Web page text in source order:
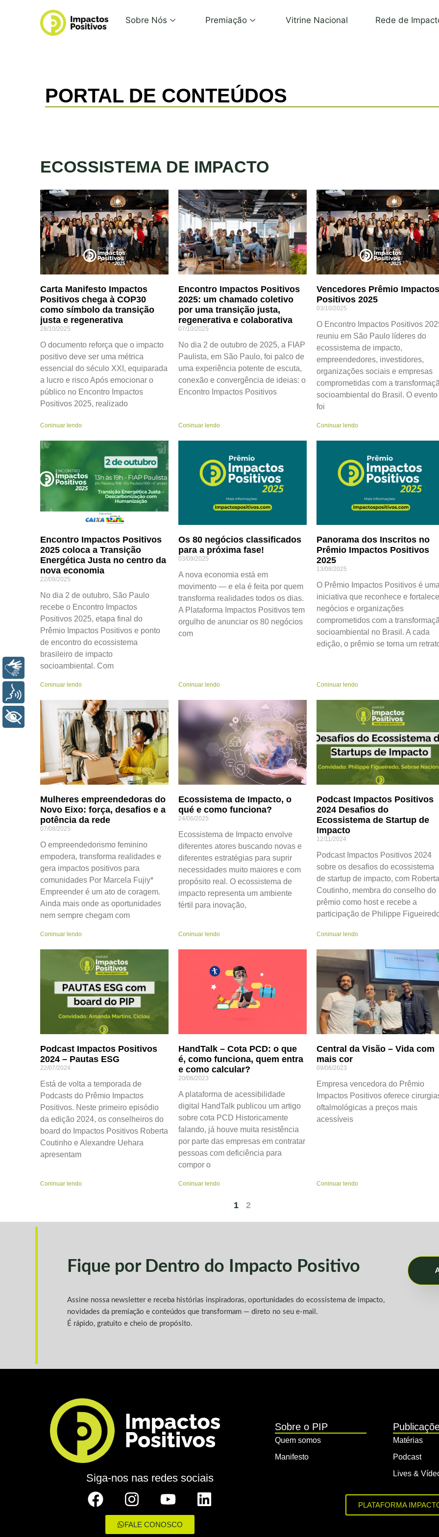
Sobre Nós Premiação Vitrine Nacional Rede de
PORTAL DE CONTEÚDOS
ECOSSISTEMA DE IMPACTO
Carta Manifesto Impactos
Positivos chega à COP30
como símbolo da transição
justa e regenerativa
28/10/2025
O documento reforça que o impacto
positivo deve ser uma métrica
essencial do século XXI, equiparada
a lucro e risco Após emocionar o
público no Encontro Impactos
Positivos 2025, realizado
Coninuar lendo
Encontro Impactos Positivos
2025: um chamado coletivo
por uma transição justa,
regenerativa e colaborativa
07/10/2025
No dia 2 de outubro de 2025, a FIAP
Paulista, em São Paulo, foi palco de
uma experiência potente de escuta,
conexão e convergência de ideias: o
Encontro Impactos Positivos
Coninuar lendo
Vencedores Prêmio Impactos
Positivos 2025
03/10/2025
O Encontro Impactos Positivos
reuniu em São Paulo líderes do
ecossistema de impacto,
empreendedores, investidores,
organizações sociais e empresas
comprometidas com a
socioambiental do Brasil. O evento
foi
Coninuar lendo
Encontro Impactos Positivos
2025 coloca a Transição
Energética Justa no centro da
nova economia
22/09/2025
No dia 2 de outubro, São Paulo
recebe o Encontro Impactos
Positivos 2025, etapa final do
Prêmio Impactos Positivos e ponto
de encontro do ecossistema
brasileiro de impacto
socioambiental. Com
Coninuar lendo
Os 80 negócios classificados
para a próxima fase!
03/09/2025
A nova economia está em
movimento — e ela é feita por quem
transforma realidades todos os dias.
A Plataforma Impactos Positivos tem
orgulho de anunciar os 80 negócios
com
Coninuar lendo
Panorama dos Inscritos no
Prêmio Impactos Positivos
2025
13/08/2025
O Prêmio Impactos Positivos é
iniciativa que reconhece e fortalece
negócios e organizações
comprometidos com a
socioambiental no Brasil. A cada
edição, o prêmio se torna um
Coninuar lendo
Mulheres empreendedoras do
Novo Eixo: força, desafios e a
potência da rede
07/08/2025
O empreendedorismo feminino
empodera, transforma realidades e
gera impactos positivos para
comunidades Por Marcela Fujiy*
Empreender é um ato de coragem.
Ainda mais onde as oportunidades
nem sempre chegam com
Coninuar lendo
Ecossistema de Impacto, o
qué e como funciona?
24/06/2025
Ecossistema de Impacto envolve
diferentes atores buscando novas e
diferentes estratégias para suprir
necessidades muito maiores e com
propósito real. O ecossistema de
impacto representa um ambiente
fértil para inovação,
Coninuar lendo
Podcast Impactos Positivos
2024 Desafios do
Ecossistema de Startup de
Impacto
12/11/2024
Podcast Impactos Positivos 2024
sobre os desafios do ecossistema
de startup de impacto, com Roberta
Coutinho, membra do conselho do
prêmio como host e recebe a
participação de Philippe
Coninuar lendo
Podcast Impactos Positivos
2024 – Pautas ESG
22/07/2024
Está de volta a temporada de
Podcasts do Prêmio Impactos
Positivos. Neste primeiro episódio
da edição 2024, os conselheiros do
board do Impactos Positivos Roberta
Coutinho e Alexandre Uehara
apresentam
Coninuar lendo
HandTalk – Cota PCD: o que
é, como funciona, quem entra
e como calcular?
20/06/2023
A plataforma de acessibilidade
digital HandTalk publicou um artigo
sobre cota PCD Historicamente
falando, já houve muita resistência
por parte das empresas em contratar
pessoas com deficiência para
compor o
Coninuar lendo
Central da Visão – Vida com
mais cor
09/06/2023
Empresa vencedora do Prêmio
Impactos Positivos oferece
oftalmológicas a preços mais
acessíveis
Coninuar lendo
1 2
Fique por Dentro do Impacto Positivo
Assine nossa newsletter e receba histórias inspiradoras, oportunidades do ecossistema de impacto,
novidades da premiação e conteúdos que transformam — direto no seu e-mail.
É rápido, gratuito e cheio de propósito.
Siga-nos nas redes sociais
FALE CONOSCO
Sobre o PIP
Quem somos
Manifesto
Matérias
Podcast
Lives &
PLATAFORMA
LIBRAS
+ ACESSIBILIDADE